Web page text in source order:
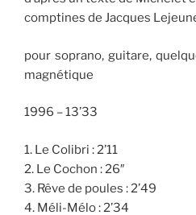
comptines de Jacques
pour soprano, guitare,
magnétique
1996 – 13’33
1. Le Colibri : 2’11
2. Le Cochon : 26″
3. Rêve de poules : 2’49
4. Méli-Mélo : 2’34